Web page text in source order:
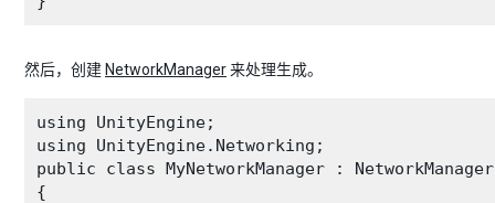
然后，创建 NetworkManager来处理生成。
using UnityEngine;
using UnityEngine.Networking;
public class MyNetworkManager : NetworkManager
{